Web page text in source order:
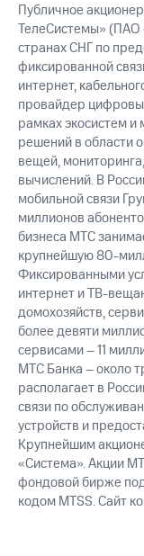
Публичное
ТелеСистемы» (ПАО
странах СНГ по
фиксированной
интернет,
провайдер
рамках экосистем
решений в области
вещей,
вычислений. В
мобильной связи
миллионов
бизнеса МТС
крупнейшую 80-
Фиксированными
интернет и ТВ-
домохозяйств,
более девяти
сервисами – 11
МТС Банка – около
располагает в
связи по
устройств и
Крупнейшим
«Система». Акции
фондовой бирже
кодом MTSS. Сайт